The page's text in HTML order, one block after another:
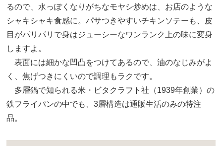
るので、水っぽくなりがちなモヤシ炒めは、お店のような
シャキシャキ食感に。パサつきやすいチキンソテーも、皮
目がパリパリで身はジューシーなワンランク上の味に変身
しますよ。
表面には細かな凹凸をつけてあるので、油のなじみがよ
く、焦げつきにくいので調理もラクです。
多層鍋で知られる米・ビタクラフト社（1939年創業）の
鉄フライパンの中でも、3層構造は通販生活のみの特注
品。